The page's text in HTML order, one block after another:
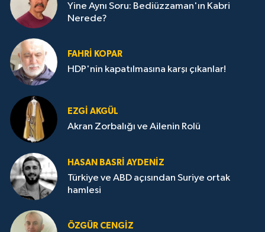
Yine Aynı Soru: Bediüzzaman'ın Kabri
Nerede?
FAHRI KOPAR
HDP'nin kapatılmasına karşı çıkanlar!
EZGI AKGÜL
Akran Zorbalığı ve Ailenin Rolü
HASAN BASRI AYDENIZ
Türkiye ve ABD açısından Suriye ortak
hamlesi
ÖZGÜR CENGIZ